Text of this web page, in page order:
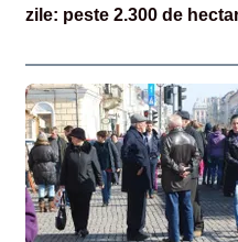
zile: peste 2.300 de